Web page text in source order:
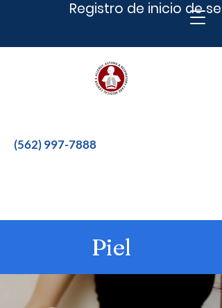
Registro de inicio de
(562) 997-7888
Piel